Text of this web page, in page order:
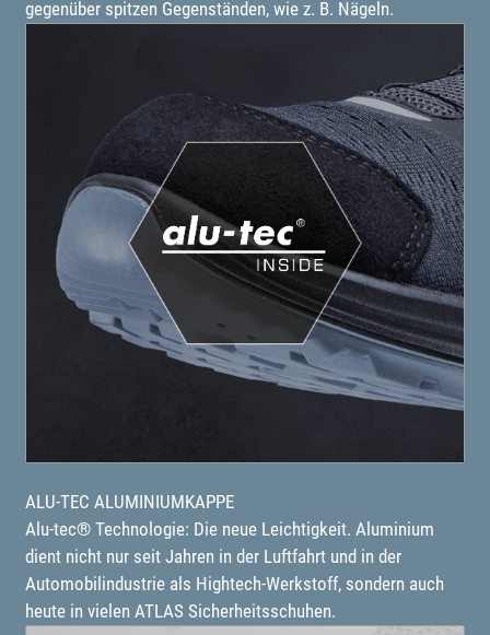
gegenüber spitzen Gegenständen, wie z. B. Nägeln.
ALU-TEC ALUMINIUMKAPPE
Alu-tec® Technologie: Die neue Leichtigkeit. Aluminium
dient nicht nur seit Jahren in der Luftfahrt und in der
Automobilindustrie als Hightech-Werkstoff, sondern auch
heute in vielen ATLAS Sicherheitsschuhen.